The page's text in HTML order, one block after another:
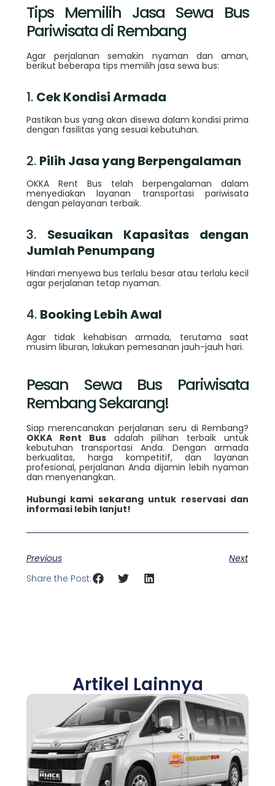
Tips Memilih Jasa Sewa Bus
Pariwisata di Rembang
Agar perjalanan semakin nyaman dan aman,
berikut beberapa tips memilih jasa sewa bus:
1. Cek Kondisi Armada
Pastikan bus yang akan disewa dalam kondisi prima
dengan fasilitas yang sesuai kebutuhan.
2. Pilih Jasa yang Berpengalaman
OKKA Rent Bus telah berpengalaman dalam
menyediakan layanan transportasi pariwisata
dengan pelayanan terbaik.
3. Sesuaikan Kapasitas dengan
Jumlah Penumpang
Hindari menyewa bus terlalu besar atau terlalu kecil
agar perjalanan tetap nyaman.
4. Booking Lebih Awal
Agar tidak kehabisan armada, terutama saat
musim liburan, lakukan pemesanan jauh-jauh hari.
Pesan Sewa Bus Pariwisata
Rembang Sekarang!
Siap merencanakan perjalanan seru di Rembang?
OKKA Rent Busadalah pilihan terbaik untuk
kebutuhan transportasi Anda. Dengan armada
berkualitas, harga kompetitif, dan layanan
profesional, perjalanan Anda dijamin lebih nyaman
dan menyenangkan.
Hubungi kami sekarang untuk reservasi dan
informasi lebih lanjut!
Previous
Next
Share the Post:
Artikel Lainnya